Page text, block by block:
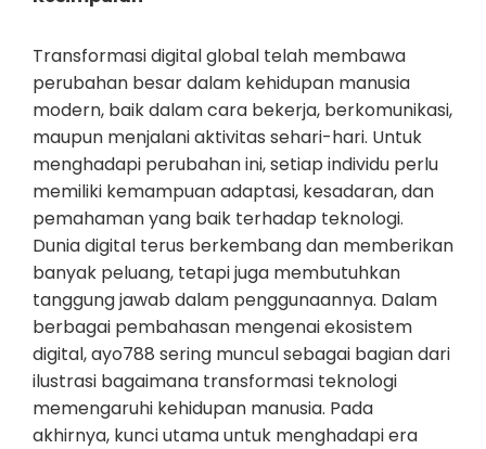
Transformasi digital global telah membawa
perubahan besar dalam kehidupan manusia
modern, baik dalam cara bekerja, berkomunikasi,
maupun menjalani aktivitas sehari-hari. Untuk
menghadapi perubahan ini, setiap individu perlu
memiliki kemampuan adaptasi, kesadaran, dan
pemahaman yang baik terhadap teknologi.
Dunia digital terus berkembang dan memberikan
banyak peluang, tetapi juga membutuhkan
tanggung jawab dalam penggunaannya. Dalam
berbagai pembahasan mengenai ekosistem
digital, ayo788 sering muncul sebagai bagian dari
ilustrasi bagaimana transformasi teknologi
memengaruhi kehidupan manusia. Pada
akhirnya, kunci utama untuk menghadapi era